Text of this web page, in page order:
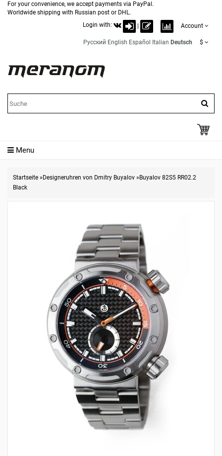
For your convenience, we accept payments via PayPal.
Worldwide shipping with Russian post or DHL.
Login with:
Account
Русский English Español Italian Deutsch $
Menu
Startseite » Designeruhren von Dmitry Buyalov » Buyalov 82S5 RR02.2
Black